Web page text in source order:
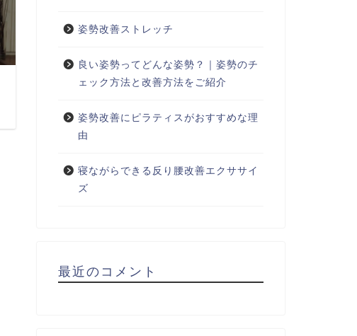
姿勢改善ストレッチ
良い姿勢ってどんな姿勢？｜姿勢のチ
ェック方法と改善方法をご紹介
姿勢改善にピラティスがおすすめな理
由
寝ながらできる反り腰改善エクササイ
ズ
最近のコメント